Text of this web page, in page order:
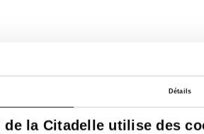
Détails
la Citadelle utilise des